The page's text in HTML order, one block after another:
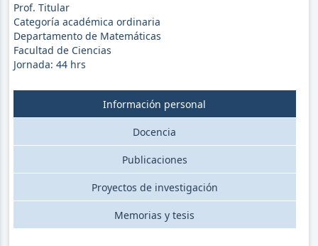
Prof. Titular
Categoría académica ordinaria
Departamento de Matemáticas
Facultad de Ciencias
Jornada: 44hrs
Información personal
Docencia
Publicaciones
Proyectos de investigación
Memorias y tesis